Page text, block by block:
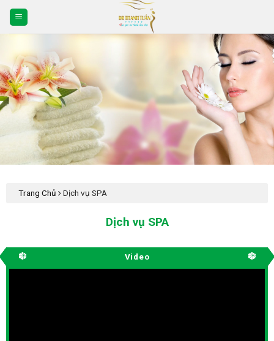
content
Trang Chủ Dịch vụ SPA
Dịch vụ SPA
Video